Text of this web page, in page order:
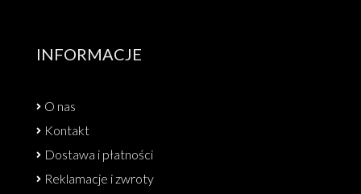
INFORMACJE
O nas
Kontakt
Dostawa i płatności
Reklamacje i zwroty